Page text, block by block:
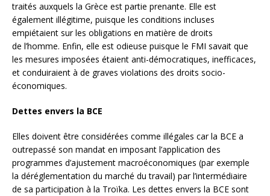
traités auxquels la Grèce est partie prenante. Elle est
également illégitime, puisque les conditions incluses
empiétaient sur les obligations en matière de droits
de l’homme. Enfin, elle est odieuse puisque le FMI savait que
les mesures imposées étaient anti-démocratiques, inefficaces,
et conduiraient à de graves violations des droits socio-
économiques.
Dettes envers la BCE
Elles doivent être considérées comme illégales car la BCE a
outrepassé son mandat en imposant l’application des
programmes d’ajustement macroéconomiques (par exemple
la déréglementation du marché du travail) par l’intermédiaire
de sa participation à la Troïka. Les dettes envers la BCE sont